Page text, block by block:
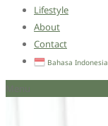
Lifestyle
About
Contact
Bahasa Indonesia